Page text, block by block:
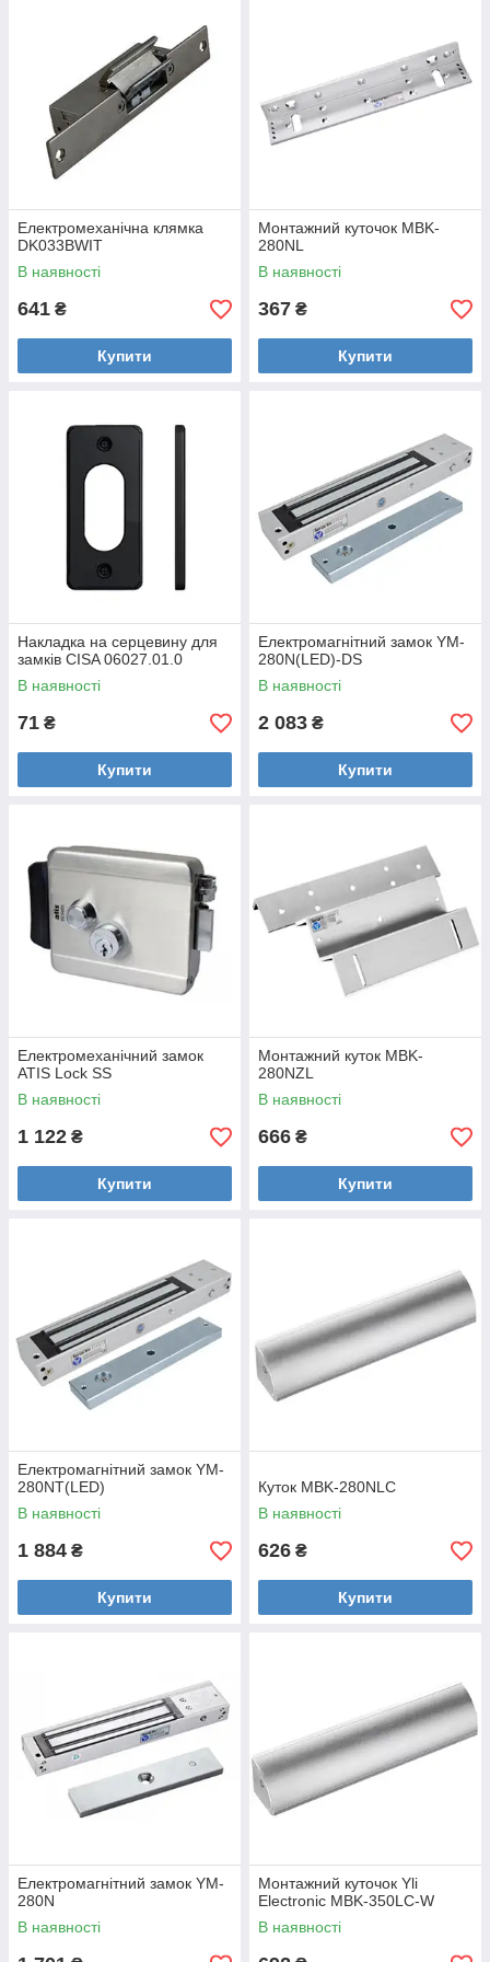
✅ Великий вибір замків різних типів
✔️ Сертифікована продукція з гарантією
🚚 Швидка доставка по всій Україні
💰 Вигідні ціни та допомога у підборі
🔒 Потрібен надійний замок? Підберемо найкраще рішення
для дому, офісу або бізнесу!
Електромеханічна клямка
DK033BWIT
В наявності
641 ₴
Купити
Монтажний куточок MBK-
280NL
В наявності
367 ₴
Купити
Накладка на серцевину для
замків CISA 06027.01.0
В наявності
71 ₴
Купити
Електромагнітний замок YM-
280N(LED)-DS
В наявності
2 083 ₴
Купити
Електромеханічний замок
ATIS Lock SS
В наявності
1 122 ₴
Купити
Монтажний куток MBK-
280NZL
В наявності
666 ₴
Купити
Електромагнітний замок YM-
280NT(LED)
В наявності
1 884 ₴
Купити
Куток MBK-280NLC
В наявності
626 ₴
Купити
Електромагнітний замок YM-
280N
В наявності
Монтажний куточок Yli
Electronic MBK-350LC-W
В наявності